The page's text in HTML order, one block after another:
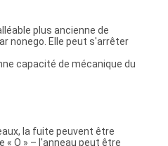
plus ancienne de
nonego. Elle peut s'arrêter
capacité de mécanique du
la fuite peuvent être
O » – l'anneau peut être